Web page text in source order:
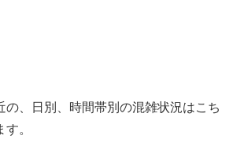
の、日別、時間帯別の混雑状況はこち
。